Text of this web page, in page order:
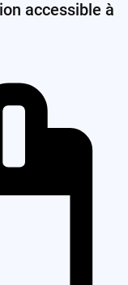
accessible à